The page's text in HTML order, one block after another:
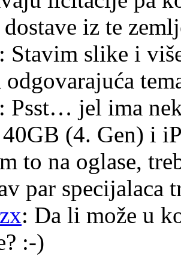
iz te
: Stavim slike i
: Psst… jel ima
(4. Gen) i
to na oglase,
par
: Da li može u
:-)